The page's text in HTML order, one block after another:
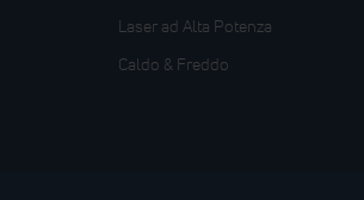
Laser ad Alta Potenza
Caldo & Freddo